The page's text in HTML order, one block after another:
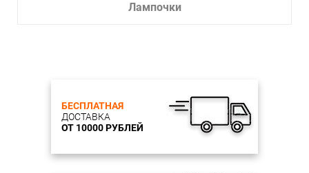
Лампочки
БЕСПЛАТНАЯ
ДОСТАВКА
ОТ 10000 РУБЛЕЙ